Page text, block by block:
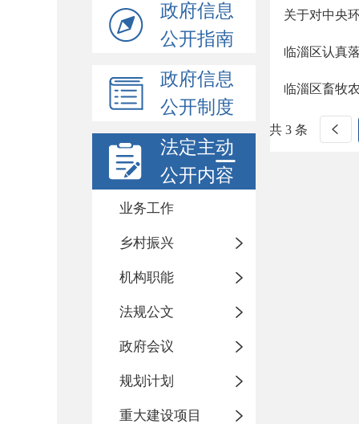
政府信息
公开指南
政府信息
公开制度
法定主动
公开内容
业务工作
乡村振兴
机构职能
法规公文
政府会议
规划计划
重大建设项目
关于对中央
临淄区认真
临淄区畜牧
共 3 条